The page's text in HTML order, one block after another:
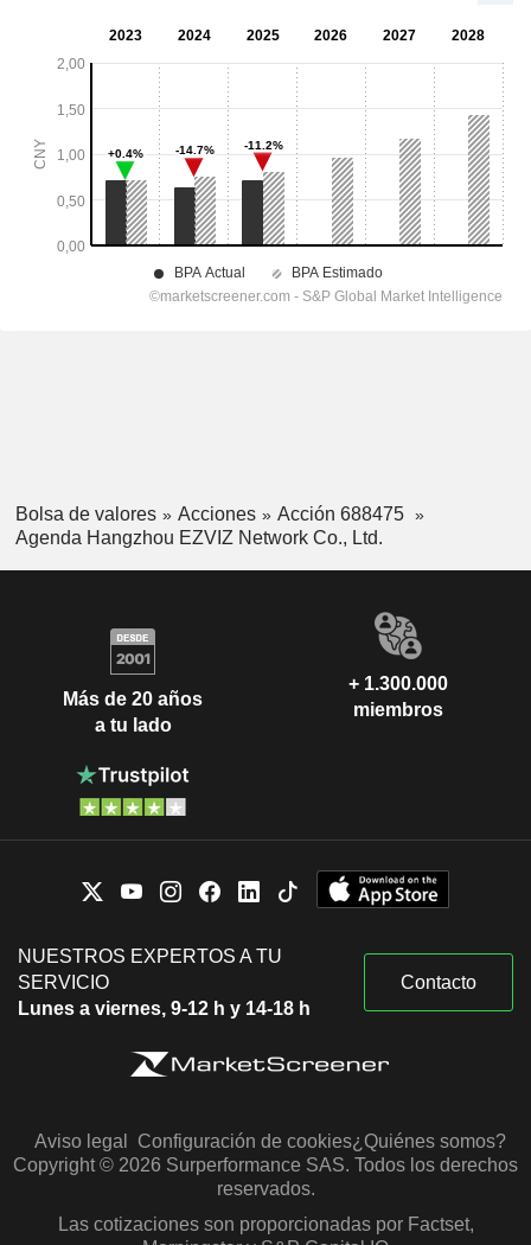
Bolsa de valores Acciones
Acción 688475
Agenda Hangzhou EZVIZ Network Co., Ltd.
Más de 20 años
a tu lado
+ 1.300.000
miembros
NUESTROS EXPERTOS A TU
SERVICIO
Lunes a viernes, 9-12 h y 14-18 h
Contacto
Aviso legal Configuración de cookies¿Quiénes somos?
Copyright © 2026 Surperformance SAS. Todos los derechos
reservados.
Las cotizaciones son proporcionadas por Factset,